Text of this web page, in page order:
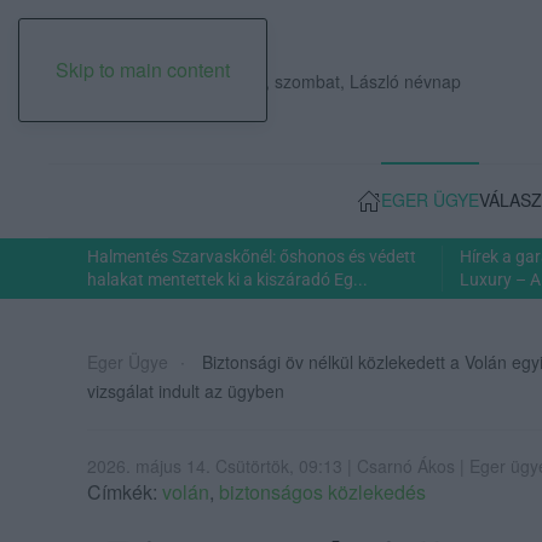
Skip to main content
2026. augusztus 08., szombat, László névnap
EGER ÜGYE
Halmentés Szarvaskőnél: őshonos és védett
halakat mentettek ki a kiszáradó Eg...
Hírek a
Luxury –
Eger Ügye
Biztonsági öv nélkül közlekedett a Volán
vizsgálat indult az ügyben
2026. május 14. Csütörtök, 09:13 | Csarnó Ákos | Eger
Címkék: volán, biztonságos közlekedés